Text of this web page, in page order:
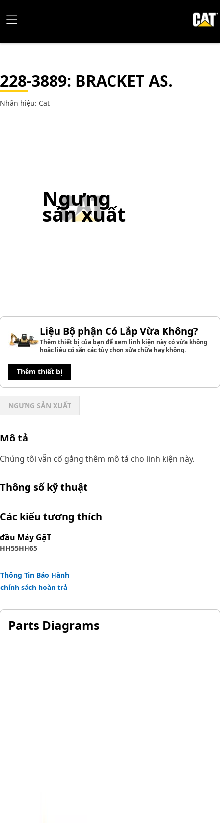
228-3889: BRACKET AS.
Nhãn hiệu: Cat
Ngưng
sản xuất
Liệu Bộ phận Có Lắp Vừa Không?
Thêm thiết bị của bạn để xem linh kiện này có vừa không
hoặc liệu có sẵn các tùy chọn sửa chữa hay không.
Thêm thiết bị
NGƯNG SẢN XUẤT
Mô tả
Chúng tôi vẫn cố gắng thêm mô tả cho linh kiện này.
Thông số kỹ thuật
Các kiểu tương thích
đầu Máy GặT
HH55HH65
Thông Tin Bảo Hành
chính sách hoàn trả
Parts Diagrams